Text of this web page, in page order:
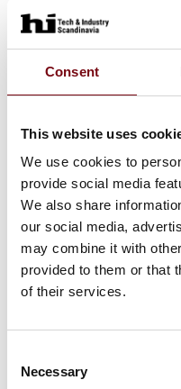
Consent
This website uses
We use cookies to
provide social media
We also share
our social media,
may combine it with
provided to them or that
of their services.
Selection
Necessary
Hør hvorfor
inspiration til,
Mød dem her
5 gode
Se fem gode
skal være en
Scandinavia.
Se dem her